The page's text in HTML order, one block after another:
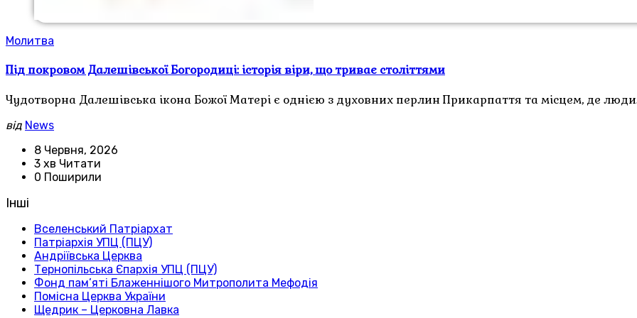
Молитва
Під покровом Далешівської Богородиці: історія віри, що триває століттями
Чудотворна Далешівська ікона Божої Матері є однією з духовних перлин Прикарпаття та місцем, де
від News
8 Червня, 2026
3 хв Читати
0 Поширили
Інші
Вселенський Патріархат
Патріархія УПЦ (ПЦУ)
Андріївська Церква
Тернопільська Єпархія УПЦ (ПЦУ)
Фонд пам’яті Блаженнішого Митрополита Мефодія
Помісна Церква України
Щедрик – Церковна Лавка